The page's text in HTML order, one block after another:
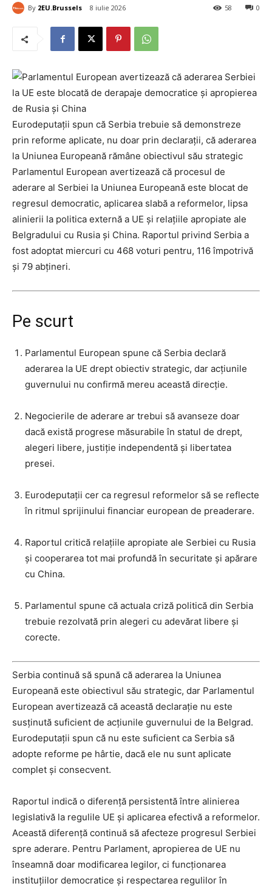
By 2EU.Brussels 8 iulie 2026 0
58
Eurodeputații spun că Serbia trebuie să demonstreze
prin reforme aplicate, nu doar prin declarații, că aderarea
la Uniunea Europeană rămâne obiectivul său strategic
Parlamentul European avertizează că procesul de
aderare al Serbiei la Uniunea Europeană este blocat de
regresul democratic, aplicarea slabă a reformelor, lipsa
alinierii la politica externă a UE și relațiile apropiate ale
Belgradului cu Rusia și China. Raportul privind Serbia a
fost adoptat miercuri cu 468 voturi pentru, 116 împotrivă
și 79 abțineri.
Pe scurt
Parlamentul European spune că Serbia declară
aderarea la UE drept obiectiv strategic, dar acțiunile
guvernului nu confirmă mereu această direcție.
Negocierile de aderare ar trebui să avanseze doar
dacă există progrese măsurabile în statul de drept,
alegeri libere, justiție independentă și libertatea
presei.
Eurodeputații cer ca regresul reformelor să se reflecte
în ritmul sprijinului financiar european de preaderare.
Raportul critică relațiile apropiate ale Serbiei cu Rusia
și cooperarea tot mai profundă în securitate și apărare
cu China.
Parlamentul spune că actuala criză politică din Serbia
trebuie rezolvată prin alegeri cu adevărat libere și
corecte.
Serbia continuă să spună că aderarea la Uniunea
Europeană este obiectivul său strategic, dar Parlamentul
European avertizează că această declarație nu este
susținută suficient de acțiunile guvernului de la Belgrad.
Eurodeputații spun că nu este suficient ca Serbia să
adopte reforme pe hârtie, dacă ele nu sunt aplicate
complet și consecvent.
Raportul indică o diferență persistentă între alinierea
legislativă la regulile UE și aplicarea efectivă a reformelor.
Această diferență continuă să afecteze progresul Serbiei
spre aderare. Pentru Parlament, apropierea de UE nu
înseamnă doar modificarea legilor, ci funcționarea
instituțiilor democratice și respectarea regulilor în